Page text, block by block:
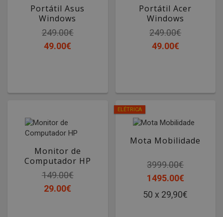
Portátil Asus
Windows
249.00€
49.00€
Portátil Acer
Windows
249.00€
49.00€
Monitor de
Computador HP
149.00€
29.00€
ELÉTRICA
Mota Mobilidade
3999.00€
1495.00€
50 x 29,90€